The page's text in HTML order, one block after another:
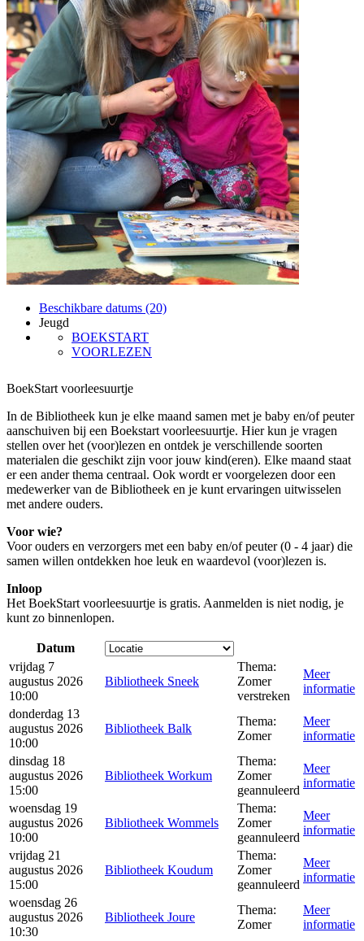
Beschikbare datums (20)
Jeugd
BOEKSTART
VOORLEZEN
BoekStart voorleesuurtje
In de Bibliotheek kun je elke maand samen met je baby en/of peuter
aanschuiven bij een Boekstart voorleesuurtje. Hier kun je vragen
stellen over het (voor)lezen en ontdek je verschillende soorten
materialen die geschikt zijn voor jouw kind(eren). Elke maand staat
er een ander thema centraal. Ook wordt er voorgelezen door een
medewerker van de Bibliotheek en je kunt ervaringen uitwisselen
met andere ouders.
Voor wie?
Voor ouders en verzorgers met een baby en/of peuter (0 - 4 jaar) die
samen willen ontdekken hoe leuk en waardevol (voor)lezen is.
Inloop
Het BoekStart voorleesuurtje is gratis. Aanmelden is niet nodig, je
kunt zo binnenlopen.
Datum
vrijdag 7
augustus 2026
10:00
Bibliotheek Sneek
Thema:
Zomer
verstreken
Meer
informatie
donderdag 13
augustus 2026
10:00
Bibliotheek Balk
Thema:
Zomer
Meer
informatie
dinsdag 18
augustus 2026
15:00
Bibliotheek Workum
Thema:
Zomer
geannuleerd
Meer
informatie
woensdag 19
augustus 2026
10:00
Bibliotheek Wommels
Thema:
Zomer
geannuleerd
Meer
informatie
vrijdag 21
augustus 2026
15:00
Bibliotheek Koudum
Thema:
Zomer
geannuleerd
Meer
informatie
woensdag 26
augustus 2026
10:30
Bibliotheek Joure
Thema:
Zomer
Meer
informatie